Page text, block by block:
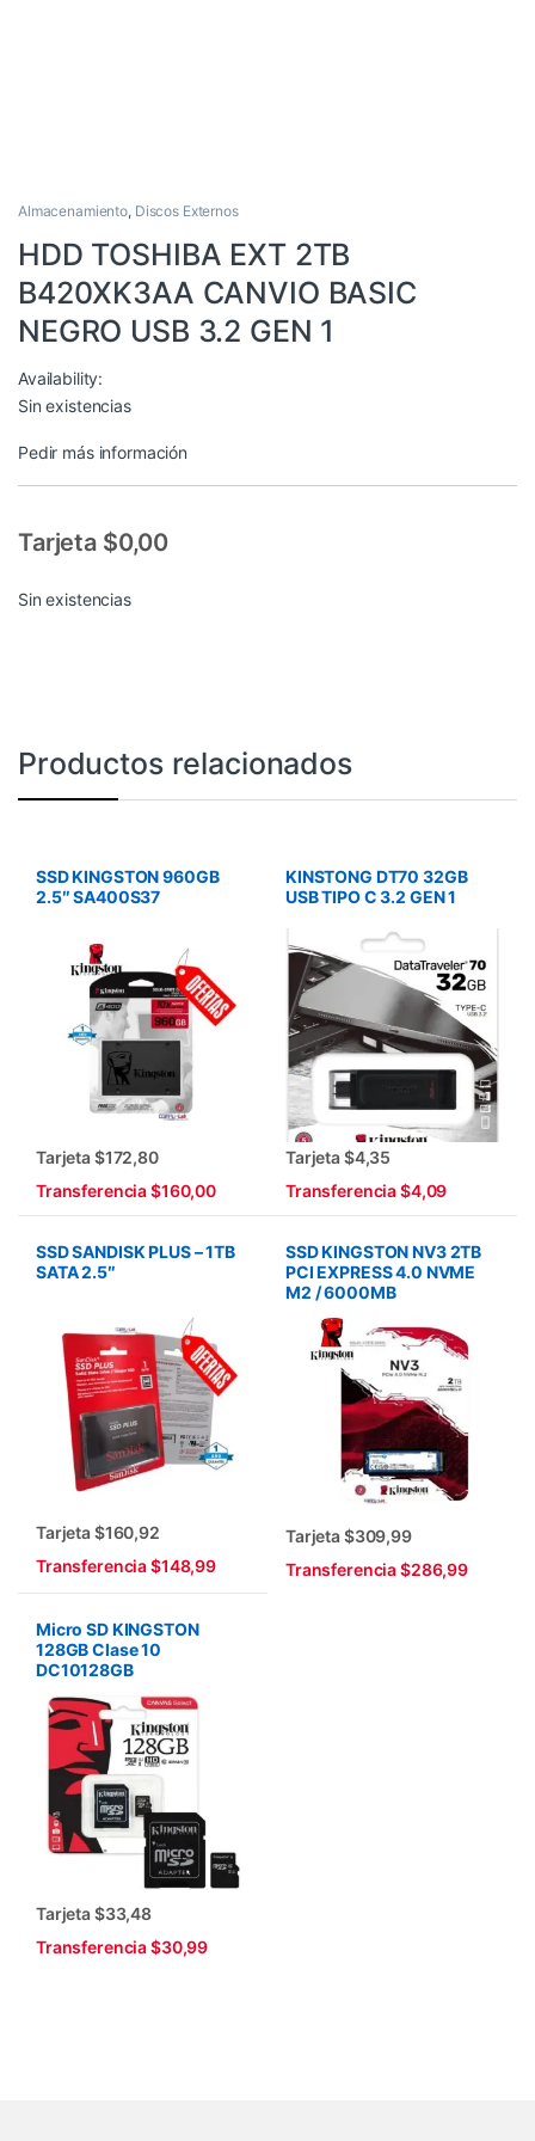
Almacenamiento, Discos Externos
HDD TOSHIBA EXT 2TB
B420XK3AA CANVIO BASIC
NEGRO USB 3.2 GEN 1
Availability:
Sin existencias
Pedir más información
Tarjeta $0,00
Sin existencias
Productos relacionados
SSD KINGSTON 960GB
2.5″ SA400S37
Tarjeta $172,80
Transferencia $160,00
KINSTONG DT70 32GB
USB TIPO C 3.2 GEN 1
Tarjeta $4,35
Transferencia $4,09
SSD SANDISK PLUS – 1TB
SATA 2.5″
Tarjeta $160,92
Transferencia $148,99
SSD KINGSTON NV3 2TB
PCI EXPRESS 4.0 NVME
M2 / 6000MB
Tarjeta $309,99
Transferencia $286,99
Micro SD KINGSTON
128GB Clase 10
DC10128GB
Tarjeta $33,48
Transferencia $30,99